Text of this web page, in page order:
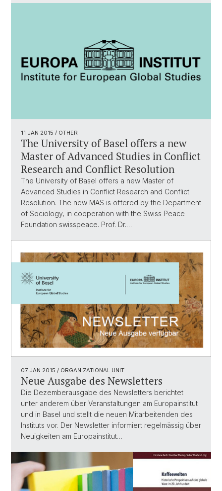
11 JAN 2015 / OTHER
The University of Basel offers a new
Master of Advanced Studies in Conflict
Research and Conflict Resolution
The University of Basel offers a new Master of
Advanced Studies in Conflict Research and Conflict
Resolution. The new MAS is offered by the Department
of Sociology, in cooperation with the Swiss Peace
Foundation swisspeace. Prof. Dr.…
07 JAN 2015 / ORGANIZATIONAL UNIT
Neue Ausgabe des Newsletters
Die Dezemberausgabe des Newsletters berichtet
unter anderem über Veranstaltungen am Europainstitut
und in Basel und stellt die neuen Mitarbeitenden des
Instituts vor. Der Newsletter informiert regelmässig über
Neuigkeiten am Europainstitut…